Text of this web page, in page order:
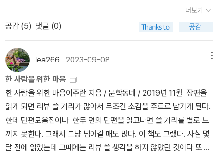
하지 않고 넘어지지 않으려고 긴장하는 것이 싫다. (멀리 떨어진 곳의
때는 ‘나는 봉사활동을 하러 간다.’(조지영은 실제로 소액이나마 기부
를 하는 곳들이 있었고 봉사활동을 하고 싶어했다.) 2. 싫은 사람을
만나야 할 때는 ‘나는 배우이고 작품을 찍으러 간다.’(조지영은 내향
적이었지만 마음속 깊은 곳엔 이런 욕망도 있었다.) 3. 운동을 하기
싫은데 해야 할 때는 ‘나는 김연아다.’(이것도 연기의 일종이었다.) 4.
어떤 식으로든 이별을 하거나 친구들과 멀어지는 것 같으면 ‘그 사람
은 죽었다.’(다른 설명이 필요 없음.) 5. 자기 자신이 싫을 때는…… 조
지영은 자기 자신이 싫을 때는 어떻게 해야 할지 잘 몰랐다. 그래서 그
냥 싫어했다. 누구든 자기 자신을 싫어할 순 있다. 하지만 그걸 타인에
제는 너무 마음이 힘들어서 존재하는 것이 너무 힘들었다. 그래서 바
이올린을 해볼까,누군가는 이렇게 살다가는 누군가를 패버릴 것 같아
서 세례를 받았다고 하는데,나는 세례도 이미 받았고, 새로운 무엇인
가를 해보고 싶었는데지금은 이렇게 살아서^^;페이퍼를 오랫만에 쓴
다. 나는 업무상 토요일 오후가 가장 바쁜데,지난 토요일 오후에 너무
예의 없는 사람으로 인해 내가 하고 있는 일에 대한 열의가 꺾였고,또
일주일이 지나 토요일 오후를 앞두고 있다.책을 읽으면, 여행을 하면,
지금 여기가 전부가 아니라는 것을 알게 되어서 좋다.일 때문에 바쁘
기는 하지만빨리 책을 읽고 싶다. 소설도 읽고 싶고.이렇게 지내다 보
면, 또 가을이 와 있으면 좋겠다.그러면 나의 소원인 자연사에도 도달
할 수 있지 않을까.징징거리고 싶지는 않지만, 일기처럼 써보았다.
더보기
공감 (5) 댓글 (0)
lea266 2023-09-08
한 사람을 위한 마음
한 사람을 위한 마음이주란 지음 / 문학동네 / 2019년 11월 장편을
읽게 되면 리뷰 쓸 거리가 많아서 무조건 소감을 주르르 남기게 된다.
한데 단편모음집이나 한두 편의 단편을 읽고나면 쓸 거리를 별로 느
끼지 못한다. 그래서 그냥 넘어갈 때도 많다. 이 책도 그랬다. 사실 몇
달 전에 읽었는데 그때에는 리뷰 쓸 생각을 하지 않았던 것이다 또 이